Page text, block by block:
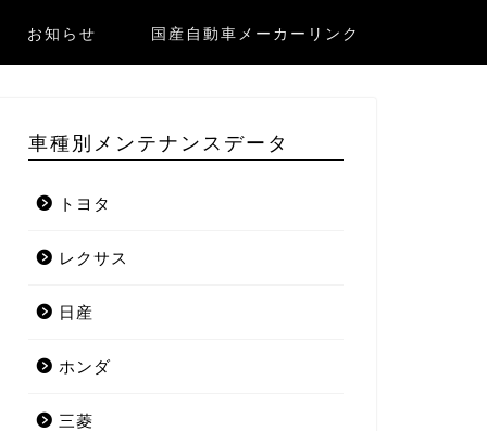
お知らせ 国産自動車メーカーリンク
車種別メンテナンスデータ
トヨタ
レクサス
日産
ホンダ
三菱